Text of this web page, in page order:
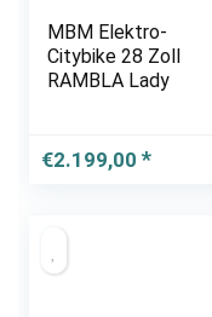
MBM Elektro-
Citybike 28 Zoll
RAMBLA Lady
€2.199,00